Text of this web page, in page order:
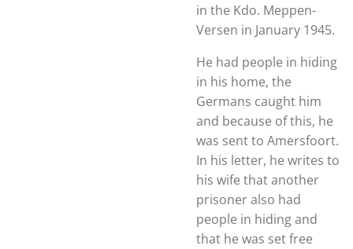
in the Kdo. Meppen-
Versen in January 1945.
He had people in hiding
in his home, the
Germans caught him
and because of this, he
was sent to Amersfoort.
In his letter, he writes to
his wife that another
prisoner also had
people in hiding and
that he was set free